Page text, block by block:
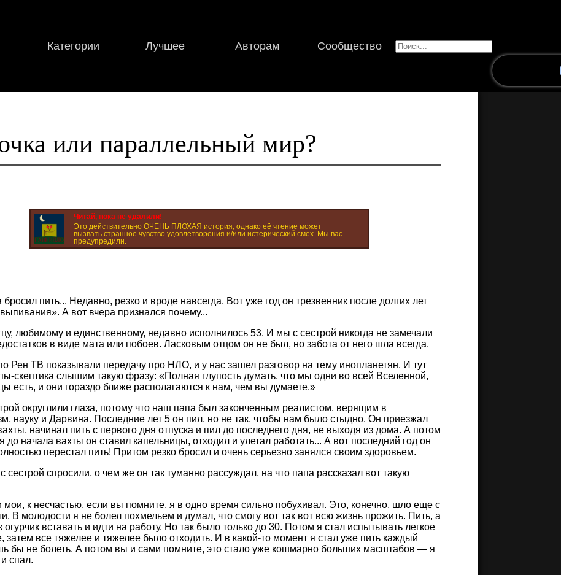
Категории Лучшее Авторам Сообщество
или параллельный мир?
Читай, пока не удалили!
Это действительно ОЧЕНЬ ПЛОХАЯ история, однако её чтение может
вызвать странное чувство удовлетворения и/или истерический смех. Мы вас
предупредили.
пить... Недавно, резко и вроде навсегда. Вот уже год он трезвенник после долгих лет
выпивания». А вот вчера признался почему...
любимому и единственному, недавно исполнилось 53. И мы с сестрой никогда не замечали
в виде мата или побоев. Ласковым отцом он не был, но забота от него шла всегда.
Рен ТВ показывали передачу про НЛО, и у нас зашел разговор на тему инопланетян. И тут
скептика слышим такую фразу: «Полная глупость думать, что мы одни во всей Вселенной,
есть, и они гораздо ближе располагаются к нам, чем вы думаете.»
округлили глаза, потому что наш папа был законченным реалистом, верящим в
науку и Дарвина. Последние лет 5 он пил, но не так, чтобы нам было стыдно. Он приезжал
начинал пить с первого дня отпуска и пил до последнего дня, не выходя из дома. А потом
до начала вахты он ставил капельницы, отходил и улетал работать... А вот последний год он
перестал пить! Притом резко бросил и очень серьезно занялся своим здоровьем.
сестрой спросили, о чем же он так туманно рассуждал, на что папа рассказал вот такую
мои, к несчастью, если вы помните, я в одно время сильно побухивал. Это, конечно, шло еще с
В молодости я не болел похмельем и думал, что смогу вот так вот всю жизнь прожить. Пить, а
огурчик вставать и идти на работу. Но так было только до 30. Потом я стал испытывать легкое
затем все тяжелее и тяжелее было отходить. И в какой-то момент я стал уже пить каждый
бы не болеть. А потом вы и сами помните, это стало уже кошмарно больших масштабов — я
спал.